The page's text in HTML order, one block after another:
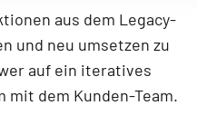
aus dem Legacy-
und neu umsetzen zu
auf ein iteratives
mit dem Kunden-Team.